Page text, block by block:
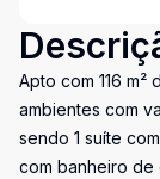
Apto com 116 m²
ambientes com
sendo 1 suíte
com banheiro de